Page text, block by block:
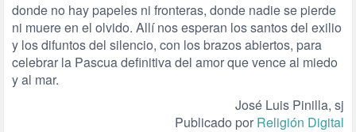
donde no hay papeles ni fronteras, donde nadie se pierde
ni muere en el olvido. Allí nos esperan los santos del exilio
y los difuntos del silencio, con los brazos abiertos, para
celebrar la Pascua definitiva del amor que vence al miedo
y al mar.
José Luis Pinilla, sj
Publicado por Religión Digital